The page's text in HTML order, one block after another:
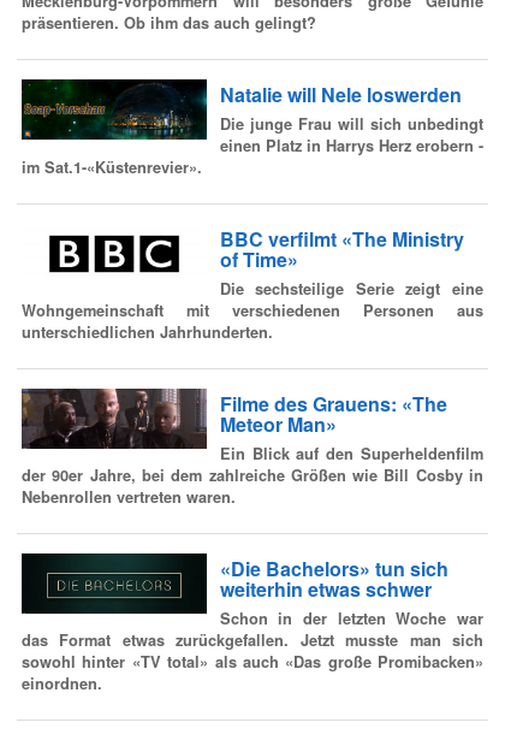
präsentieren. Ob ihm das auch gelingt?
Natalie will Nele loswerden
Die junge Frau will sich unbedingt
einen Platz in Harrys Herz erobern -
im Sat.1-«Küstenrevier».
BBC verfilmt «The Ministry
of Time»
Die sechsteilige Serie zeigt eine
Wohngemeinschaft mit verschiedenen Personen aus
unterschiedlichen Jahrhunderten.
Filme des Grauens: «The
Meteor Man»
Ein Blick auf den Superheldenfilm
der 90er Jahre, bei dem zahlreiche Größen wie Bill Cosby in
Nebenrollen vertreten waren.
«Die Bachelors» tun sich
weiterhin etwas schwer
Schon in der letzten Woche war
das Format etwas zurückgefallen. Jetzt musste man sich
sowohl hinter «TV total» als auch «Das große Promibacken»
einordnen.